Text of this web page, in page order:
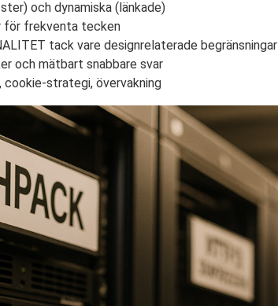
och dynamiska (länkade)
för frekventa tecken
tack vare designrelaterade begränsningar
och mätbart snabbare svar
strategi, övervakning